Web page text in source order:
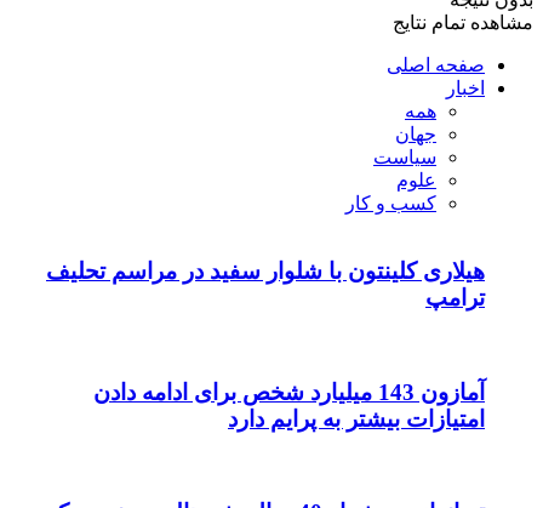
سفید در مراسم تحلیف
شخص برای ادامه دادن
دارد